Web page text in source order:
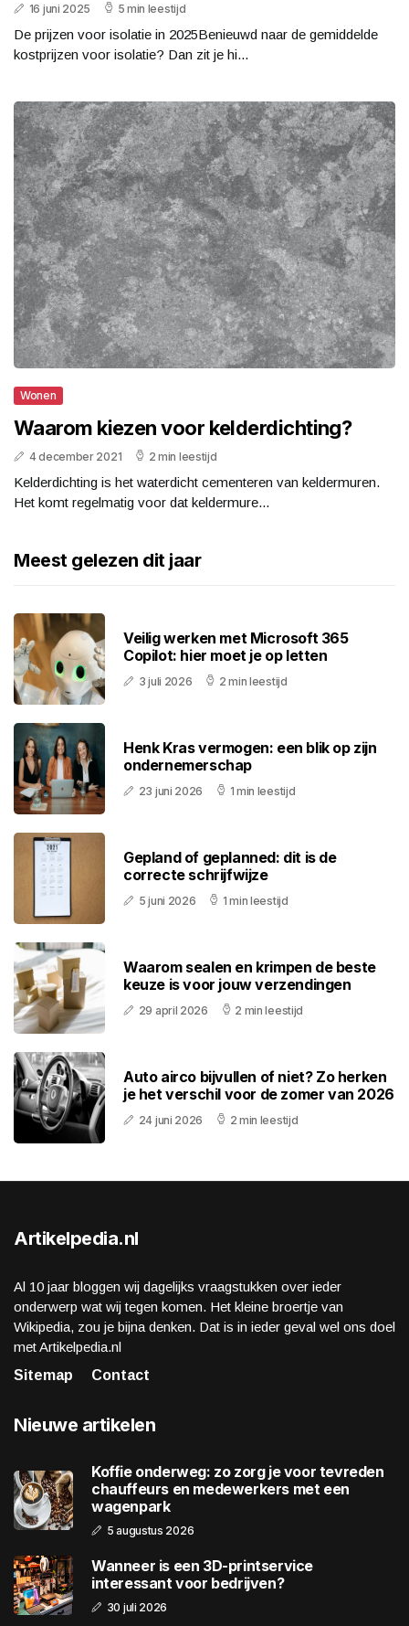
16 juni 2025 5 min leestijd
De prijzen voor isolatie in 2025Benieuwd naar de gemiddelde
kostprijzen voor isolatie? Dan zit je hi...
Wonen
Waarom kiezen voor kelderdichting?
4 december 2021 2 min leestijd
Kelderdichting is het waterdicht cementeren van keldermuren.
Het komt regelmatig voor dat keldermure...
Meest gelezen dit jaar
Veilig werken met Microsoft 365
Copilot: hier moet je op letten
3 juli 2026 2 min leestijd
Henk Kras vermogen: een blik op zijn
ondernemerschap
23 juni 2026 1 min leestijd
Gepland of geplanned: dit is de
correcte schrijfwijze
5 juni 2026 1 min leestijd
Waarom sealen en krimpen de beste
keuze is voor jouw verzendingen
29 april 2026 2 min leestijd
Auto airco bijvullen of niet? Zo herken
je het verschil voor de zomer van 2026
24 juni 2026 2 min leestijd
Artikelpedia.nl
Al 10 jaar bloggen wij dagelijks vraagstukken over ieder
onderwerp wat wij tegen komen. Het kleine broertje van
Wikipedia, zou je bijna denken. Dat is in ieder geval wel ons doel
met Artikelpedia.nl
Sitemap
Contact
Nieuwe artikelen
Koffie onderweg: zo zorg je voor tevreden
chauffeurs en medewerkers met een
wagenpark
5 augustus 2026
Wanneer is een 3D-printservice
interessant voor bedrijven?
30 juli 2026